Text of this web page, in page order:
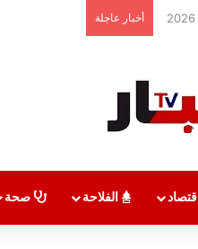
أخبار عاجلة
اقتصاد الفلاحة صحة